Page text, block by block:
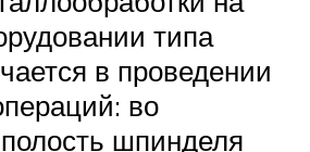
типа
в проведении
во
шпинделя